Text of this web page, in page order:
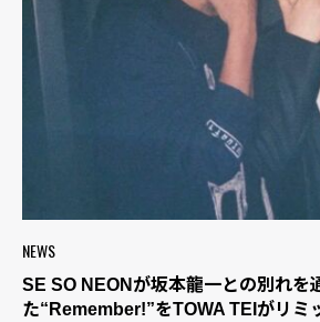
NEWS
SE SO NEONが坂本龍一との別れを
た“Remember!”をTOWA TEIがリミ